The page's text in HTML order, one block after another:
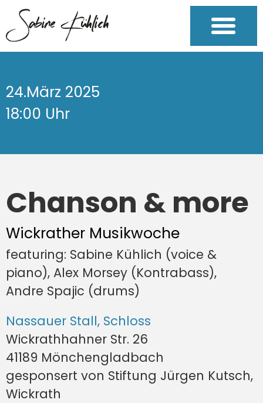
24.März 2025
18:00 Uhr
Chanson & more
Wickrather Musikwoche
featuring: Sabine Kühlich (voice &
piano), Alex Morsey (Kontrabass),
Andre Spajic (drums)
Nassauer Stall, Schloss
Wickrathhahner Str. 26
41189 Mönchengladbach
gesponsert von Stiftung Jürgen Kutsch,
Wickrath